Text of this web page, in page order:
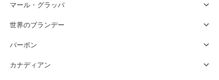
マール・グラッパ
世界のブランデー
バーボン
カナディアン